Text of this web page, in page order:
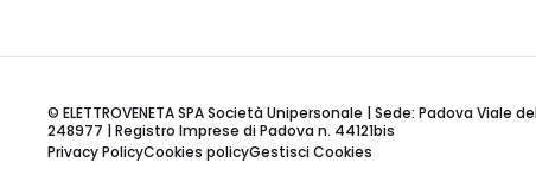
© ELETTROVENETA SPA Società Unipersonale | Sede: Padova Viale
248977 | Registro Imprese di Padova n. 44121bis
Privacy PolicyCookies policyGestisci Cookies